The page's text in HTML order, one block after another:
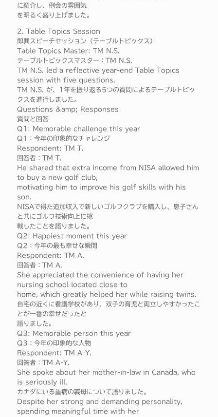
に紹介し、例会の雰囲気
を明るく盛り上げました。
2. Table Topics Session
即興スピーチセッション（テーブルトピックス）
Table Topics Master: TM N.S.
テーブルトピックスマスター：TM N.S.
TM N.S. led a reflective year-end Table Topics
session with five questions.
TM N.S. が、1年を振り返る5つの質問によるテーブルトピッ
クスを進行しました。
Questions &amp; Responses
質問と回答
Q1: Memorable challenge this year
Q1：今年の印象的なチャレンジ
Respondent: TM T.
回答者：TM T.
He shared that extra income from NISA allowed him
to buy a new golf club,
motivating him to improve his golf skills with his
son.
NISAで得た追加収入で新しいゴルフクラブを購入し、息子さん
と共にゴルフ技術向上に挑
戦したことを語りました。
Q2: Happiest moment this year
Q2：今年の最も幸せな瞬間
Respondent: TM A.
回答者：TM A.
She appreciated the convenience of having her
nursing school located close to
home, which greatly helped her while raising twins.
自宅の近くに看護学校があり、双子の育児と両立しやすかったこ
とが一番の幸せだったと
語りました。
Q3: Memorable person this year
Q3：今年の印象的な人物
Respondent: TM A-Y.
回答者：TM A-Y.
She spoke about her mother-in-law in Canada, who
is seriously ill.
カナダにいる重病の義母について語りました。
Despite her strong and demanding personality,
spending meaningful time with her